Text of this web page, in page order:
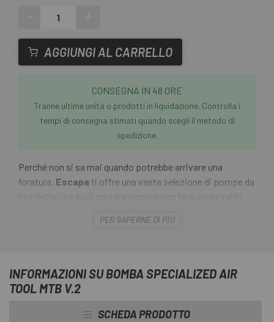
AGGIUNGI AL CARRELLO
CONSEGNA IN 48 ORE
Tranne ultime unità o prodotti in liquidazione. Controlla i
tempi di consegna stimati quando scegli il metodo di
spedizione.
Perché non si sa mai quando potrebbe arrivare una
foratura, Escapa ti offre una vasta selezione di pompe da
qualsiasi condizione stradale. Il design è stato rivisto per
aumentare notevolmente la capacità d'aria e ridurre il
tempo di pompaggio fino a due minuti.
PER SAPERNE DI PIÙ
INFORMAZIONI SU BOMBA SPECIALIZED AIR
TOOL MTB V.2
SCHEDA PRODOTTO